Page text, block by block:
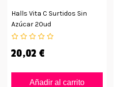
Halls Vita C Surtidos Sin
Azúcar 20ud
20,02 €
Añadir al carrito